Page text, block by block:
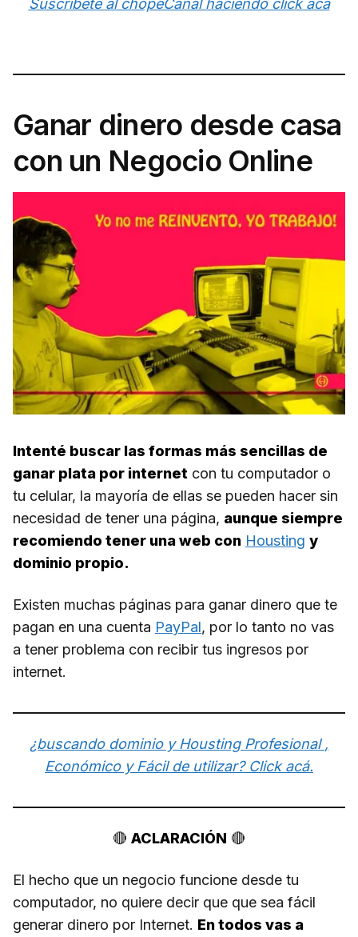
Suscríbete al chopeCanal haciendo click acá
Ganar dinero desde casa
con un Negocio Online
Intenté buscar las formas más sencillas de
ganar plata por internet con tu computador o
tu celular, la mayoría de ellas se pueden hacer sin
necesidad de tener una página, aunque siempre
recomiendo tener una web con Housting y
dominio propio.
Existen muchas páginas para ganar dinero que te
pagan en una cuenta PayPal, por lo tanto no vas
a tener problema con recibir tus ingresos por
internet.
¿buscando dominio y Housting Profesional ,
Económico y Fácil de utilizar? Click acá.
🔴 ACLARACIÓN 🔴
El hecho que un negocio funcione desde tu
computador, no quiere decir que que sea fácil
generar dinero por Internet. En todos vas a